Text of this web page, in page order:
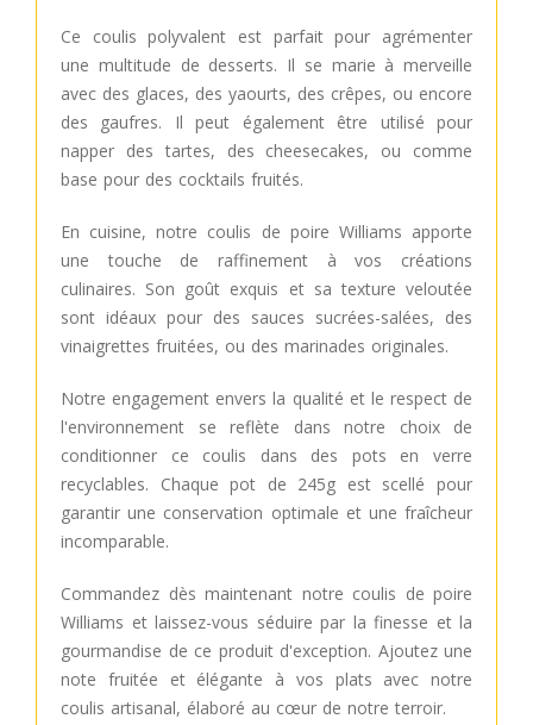
Ce coulis polyvalent est parfait pour agrémenter
une multitude de desserts. Il se marie à merveille
avec des glaces, des yaourts, des crêpes, ou encore
des gaufres. Il peut également être utilisé pour
napper des tartes, des cheesecakes, ou comme
base pour des cocktails fruités.
En cuisine, notre coulis de poire Williams apporte
une touche de raffinement à vos créations
culinaires. Son goût exquis et sa texture veloutée
sont idéaux pour des sauces sucrées-salées, des
vinaigrettes fruitées, ou des marinades originales.
Notre engagement envers la qualité et le respect de
l'environnement se reflète dans notre choix de
conditionner ce coulis dans des pots en verre
recyclables. Chaque pot de 245g est scellé pour
garantir une conservation optimale et une fraîcheur
incomparable.
Commandez dès maintenant notre coulis de poire
Williams et laissez-vous séduire par la finesse et la
gourmandise de ce produit d'exception. Ajoutez une
note fruitée et élégante à vos plats avec notre
coulis artisanal, élaboré au cœur de notre terroir.